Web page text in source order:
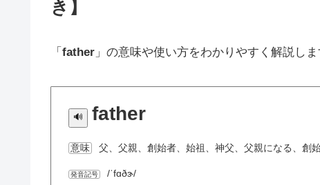
き】
「 father 」の意味や使い方をわかりやすく解説しま
father
意味 父、父親、創始者、始祖、神父、父親になる、創
発音記号 /ˈfɑðɝ/